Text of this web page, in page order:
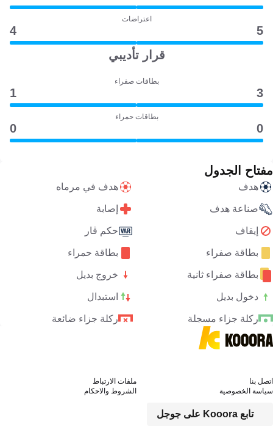
اعتراضات
5
4
قرار تأديبي
بطاقات صفراء
3
1
بطاقات حمراء
0
0
مفتاح الجدول
هدف هدف في مرماه
صناعة هدف إصابة
إيقاف حكم ڤار
بطاقة صفراء بطاقة حمراء
بطاقة صفراء ثانية خروج بديل
دخول بديل استبدال
ركلة جزاء مسجلة ركلة جزاء ضائعة
تابع Kooora على جوجل
اتصل بنا
ملفات الارتباط
سياسة الخصوصية
الشروط والاحكام